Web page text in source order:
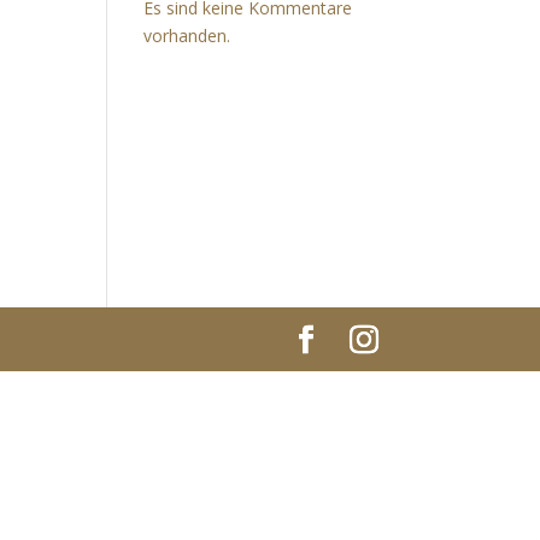
Es sind keine Kommentare
vorhanden.